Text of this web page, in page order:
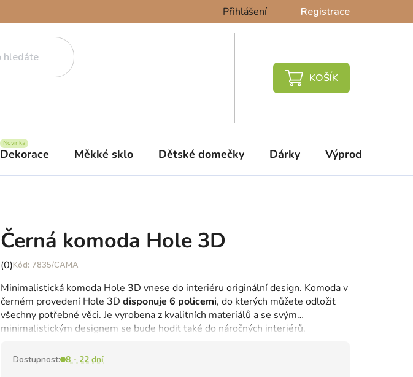
Přihlášení Registrace
NÁKUPNÍ
Dekorace Měkké sklo Dětské domečky Dárky Výprodej %
Černá komoda Hole 3D
Průměrné
produktu
je
0,0
z
hvězdiček.
(0) 7835/CAMA
Minimalistická komoda Hole 3D vnese do interiéru originální design. Komoda v
černém provedení Hole 3D disponuje 6 policemi, do kterých můžete odložit
všechny potřebné věci. Je vyrobena z kvalitních materiálů a se svým
minimalistickým designem se bude hodit také do náročných interiérů.
Dostupnost: 8 - 22 dní